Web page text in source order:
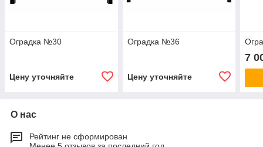
Оградка №30
Цену уточняйте
Оградка №36
Цену уточняйте
7
О нас
Рейтинг не сформирован